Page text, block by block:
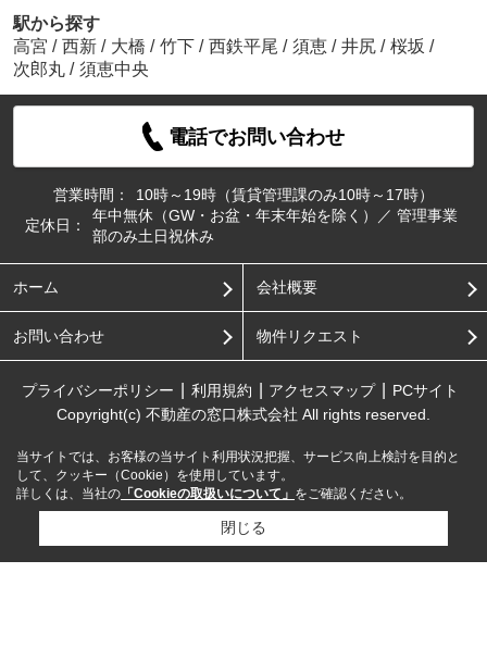
駅から探す
高宮 / 西新 / 大橋 / 竹下 / 西鉄平尾 / 須恵 / 井尻 / 桜坂 /
次郎丸 / 須恵中央
電話でお問い合わせ
営業時間：
10時～19時（賃貸管理課のみ10時～17時）
定休日：
年中無休（GW・お盆・年末年始を除く）／ 管理事業
部のみ土日祝休み
ホーム 会社概要
お問い合わせ 物件リクエスト
プライバシーポリシー 利用規約 アクセスマップ
PCサイト
Copyright(c) 不動産の窓口株式会社 All rights reserved.
当サイトでは、お客様の当サイト利用状況把握、サービス向上検討を目的と
して、クッキー（Cookie）を使用しています。
詳しくは、当社の 「Cookieの取扱いについて」 をご確認ください。
閉じる